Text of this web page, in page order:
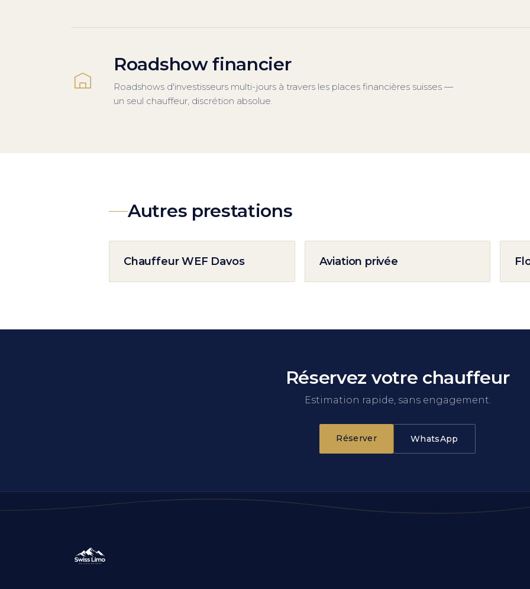
Roadshow financier
Roadshows d'investisseurs multi-jours à travers les places financières suisses —
un seul chauffeur, discrétion absolue.
Autres prestations
Chauffeur WEF Davos Aviation privée
Réservez votre chauffeur
Estimation rapide, sans engagement.
Réserver WhatsApp